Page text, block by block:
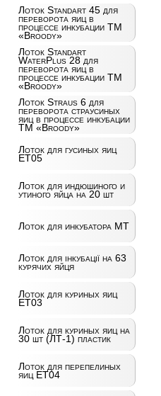
Лоток Standart 45 для
переворота яиц в
процессе инкубации ТМ
«Broody»
Лоток Standart
WaterPlus 28 для
переворота яиц в
процессе инкубации ТМ
«Broody»
Лоток Straus 6 для
переворота страусиных
яиц в процессе инкубации
ТМ «Broody»
Лоток для гусиных яиц
ET05
Лоток для индюшиного и
утиного яйца на 20 шт
Лоток для инкубатора MT
Лоток для інкубації на 63
курячих яйця
Лоток для куриных яиц
ET03
Лоток для куриных яиц на
30 шт (ЛТ-1) пластик
Лоток для перепелиных
яиц ET04